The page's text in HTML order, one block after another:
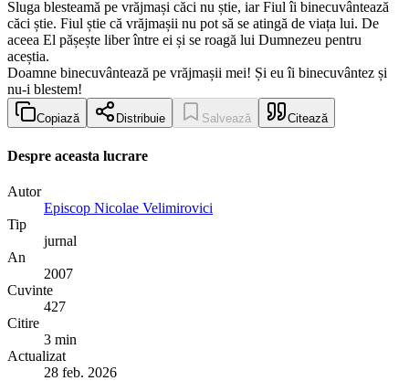
Sluga blesteamă pe vrăjmași căci nu știe, iar Fiul îi binecuvântează
căci știe. Fiul știe că vrăjmașii nu pot să se atingă de viața lui. De
aceea El pășește liber între ei și se roagă lui Dumnezeu pentru
aceștia.
Doamne binecuvântează pe vrăjmașii mei! Și eu îi binecuvântez și
nu-i blestem!
Copiază Distribuie Salvează Citează
Despre aceasta lucrare
Autor
Episcop Nicolae Velimirovici
Tip
jurnal
An
2007
Cuvinte
427
Citire
3 min
Actualizat
28 feb. 2026